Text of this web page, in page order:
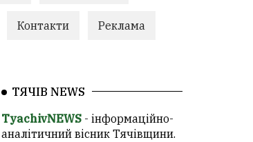
Контакти Реклама
ТЯЧІВ NEWS
TyachivNEWS- інформаційно-
аналітичний вісник Тячівщини.